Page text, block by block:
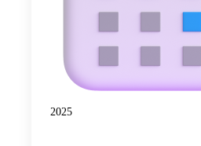
2025